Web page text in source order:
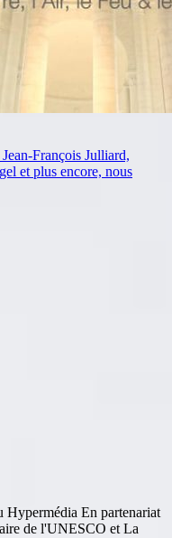
François Julliard,
et plus encore, nous
Hypermédia En partenariat
de l'UNESCO et La